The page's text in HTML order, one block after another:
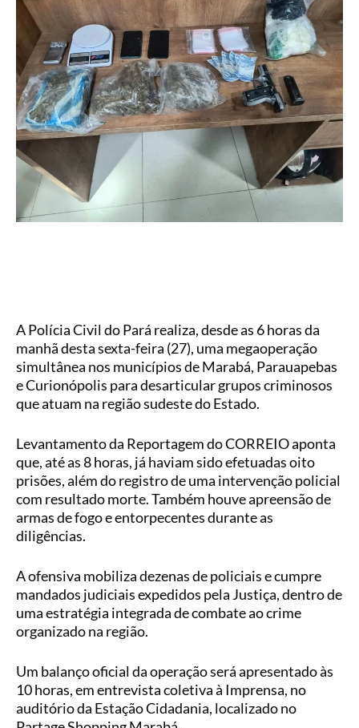
A Polícia Civil do Pará realiza, desde as 6 horas da
manhã desta sexta-feira (27), uma megaoperação
simultânea nos municípios de Marabá, Parauapebas
e Curionópolis para desarticular grupos criminosos
que atuam na região sudeste do Estado.
Levantamento da Reportagem do CORREIO aponta
que, até as 8 horas, já haviam sido efetuadas oito
prisões, além do registro de uma intervenção policial
com resultado morte. Também houve apreensão de
armas de fogo e entorpecentes durante as
diligências.
A ofensiva mobiliza dezenas de policiais e cumpre
mandados judiciais expedidos pela Justiça, dentro de
uma estratégia integrada de combate ao crime
organizado na região.
Um balanço oficial da operação será apresentado às
10 horas, em entrevista coletiva à Imprensa, no
auditório da Estação Cidadania, localizado no